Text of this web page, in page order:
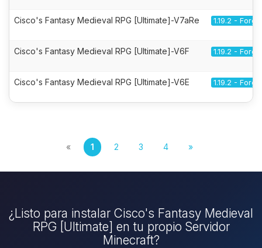
Cisco's Fantasy Medieval RPG [Ultimate]-V7aRe 1.19.2 - Forge
Cisco's Fantasy Medieval RPG [Ultimate]-V6F 1.19.2 - Forge
Cisco's Fantasy Medieval RPG [Ultimate]-V6E 1.19.2 - Forge
« 1 2 3 4 »
¿Listo para instalar Cisco's Fantasy Medieval
RPG [Ultimate] en tu propio Servidor
Minecraft?